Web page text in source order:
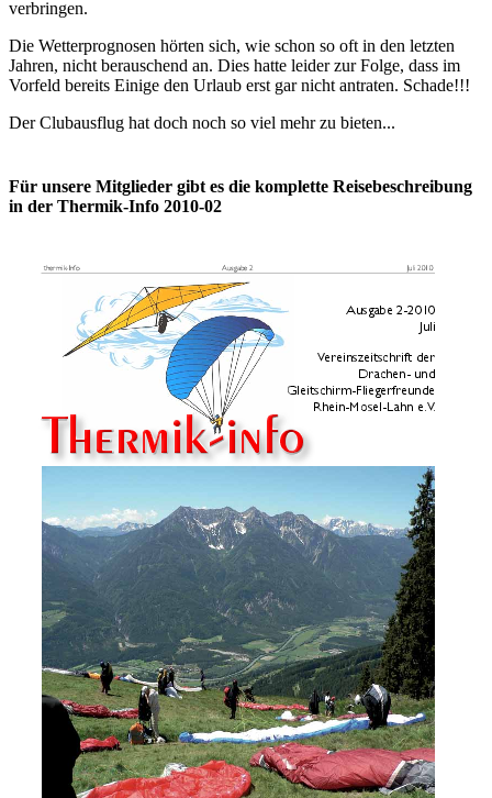
verbringen.
Die Wetterprognosen hörten sich, wie schon so oft in den letzten
Jahren, nicht berauschend an. Dies hatte leider zur Folge, dass im
Vorfeld bereits Einige den Urlaub erst gar nicht antraten. Schade!!!
Der Clubausflug hat doch noch so viel mehr zu bieten...
Für unsere Mitglieder gibt es die komplette Reisebeschreibung
in der Thermik-Info 2010-02